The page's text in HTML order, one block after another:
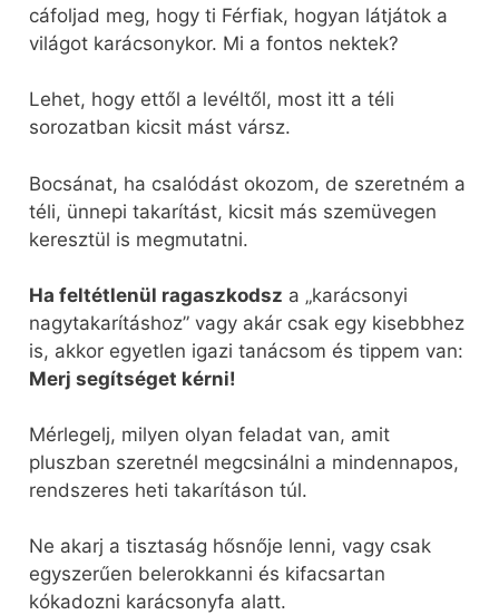
cáfoljad meg, hogy ti Férfiak, hogyan látjátok a
világot karácsonykor. Mi a fontos nektek?
Lehet, hogy ettől a levéltől, most itt a téli
sorozatban kicsit mást vársz.
Bocsánat, ha csalódást okozom, de szeretném a
téli, ünnepi takarítást, kicsit más szemüvegen
keresztül is megmutatni.
Ha feltétlenül ragaszkodsz a „karácsonyi
nagytakarításhoz” vagy akár csak egy kisebbhez
is, akkor egyetlen igazi tanácsom és tippem van:
Merj segítséget kérni!
Mérlegelj, milyen olyan feladat van, amit
pluszban szeretnél megcsinálni a mindennapos,
rendszeres heti takarításon túl.
Ne akarj a tisztaság hősnője lenni, vagy csak
egyszerűen belerokkanni és kifacsartan
kókadozni karácsonyfa alatt.